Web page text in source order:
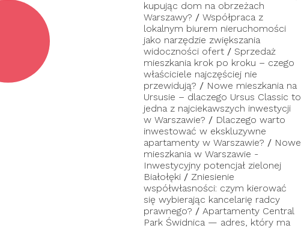
kupując dom na obrzeżach
Warszawy? / Współpraca z
lokalnym biurem nieruchomości
jako narzędzie zwiększania
widoczności ofert / Sprzedaż
mieszkania krok po kroku – czego
właściciele najczęściej nie
przewidują? / Nowe mieszkania na
Ursusie – dlaczego Ursus Classic to
jedna z najciekawszych inwestycji
w Warszawie? / Dlaczego warto
inwestować w ekskluzywne
apartamenty w Warszawie? / Nowe
mieszkania w Warszawie -
Inwestycyjny potencjał zielonej
Białołęki / Zniesienie
współwłasności: czym kierować
się wybierając kancelarię radcy
prawnego? / Apartamenty Central
Park Świdnica — adres, który ma